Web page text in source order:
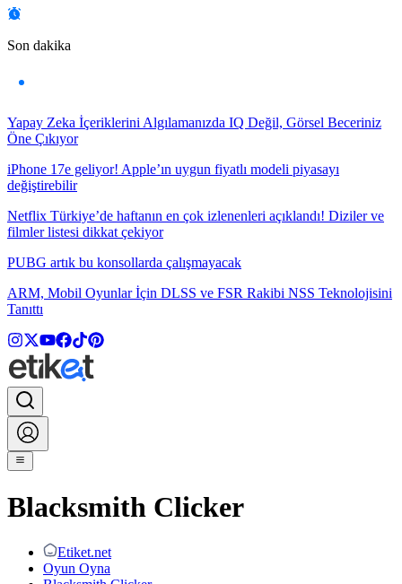
Son dakika
Yapay Zeka İçeriklerini Algılamanızda IQ Değil, Görsel Beceriniz
Öne Çıkıyor
iPhone 17e geliyor! Apple’ın uygun fiyatlı modeli piyasayı
değiştirebilir
Netflix Türkiye’de haftanın en çok izlenenleri açıklandı! Diziler ve
filmler listesi dikkat çekiyor
PUBG artık bu konsollarda çalışmayacak
ARM, Mobil Oyunlar İçin DLSS ve FSR Rakibi NSS Teknolojisini
Tanıttı
Blacksmith Clicker
Etiket.net
Oyun Oyna